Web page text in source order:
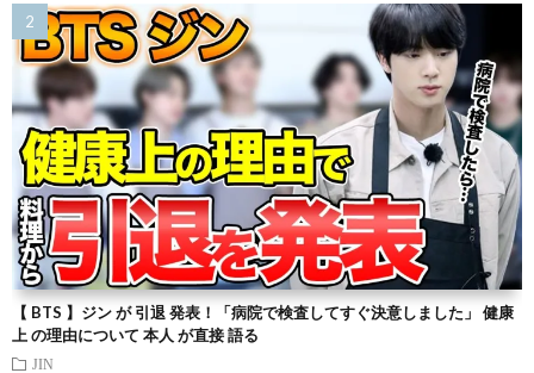
【 BTS 】ジン が 引退 発表！「病院で検査してすぐ決意しました」 健康
上 の理由について 本人 が直接 語る
JIN